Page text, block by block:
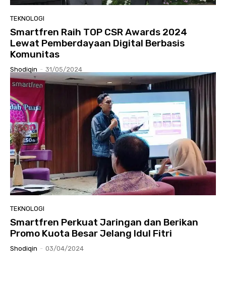
TEKNOLOGI
Smartfren Raih TOP CSR Awards 2024
Lewat Pemberdayaan Digital Berbasis
Komunitas
Shodiqin - 31/05/2024
TEKNOLOGI
Smartfren Perkuat Jaringan dan Berikan
Promo Kuota Besar Jelang Idul Fitri
Shodiqin - 03/04/2024